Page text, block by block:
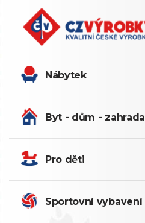
Nábytek
Byt - dům - zahrada
Pro děti
Sportovní vybavení